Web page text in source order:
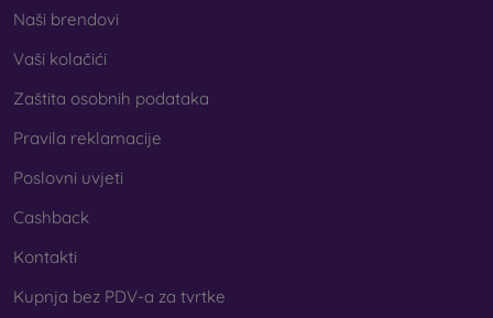
Naši brendovi
Vaši kolačići
Zaštita osobnih podataka
Pravila reklamacije
Poslovni uvjeti
Cashback
Kontakti
Kupnja bez PDV-a za tvrtke